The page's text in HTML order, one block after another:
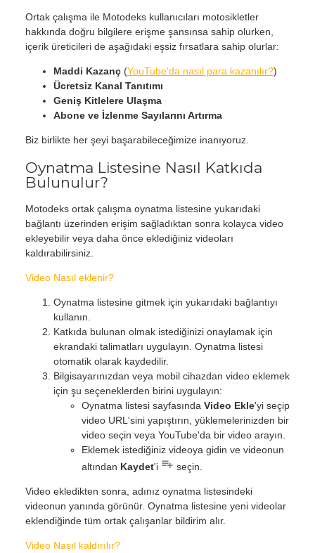
Ortak çalışma ile Motodeks kullanıcıları motosikletler
hakkında doğru bilgilere erişme şansınsa sahip olurken,
içerik üreticileri de aşağıdaki eşsiz fırsatlara sahip olurlar:
Maddi Kazanç(YouTube'da nasıl para kazanılır?)
Ücretsiz Kanal Tanıtımı
Geniş Kitlelere Ulaşma
Abone ve İzlenme Sayılarını Artırma
Biz birlikte her şeyi başarabileceğimize inanıyoruz.
Oynatma Listesine Nasıl Katkıda
Bulunulur?
Motodeks ortak çalışma oynatma listesine yukarıdaki
bağlantı üzerinden erişim sağladıktan sonra kolayca video
ekleyebilir veya daha önce eklediğiniz videoları
kaldırabilirsiniz.
Video Nasıl eklenir?
Oynatma listesine gitmek için yukarıdaki bağlantıyı
kullanın.
Katkıda bulunan olmak istediğinizi onaylamak için
ekrandaki talimatları uygulayın. Oynatma listesi
otomatik olarak kaydedilir.
Bilgisayarınızdan veya mobil cihazdan video eklemek
için şu seçeneklerden birini uygulayın:
Oynatma listesi sayfasında Video Ekle'yi seçip
video URL'sini yapıştırın, yüklemelerinizden bir
video seçin veya YouTube'da bir video arayın.
Eklemek istediğiniz videoya gidin ve videonun
altından Kaydet'i seçin.
Video ekledikten sonra, adınız oynatma listesindeki
videonun yanında görünür. Oynatma listesine yeni videolar
eklendiğinde tüm ortak çalışanlar bildirim alır.
Video Nasıl kaldırılır?